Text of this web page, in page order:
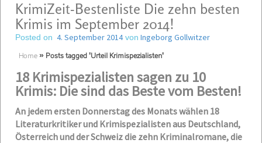
KrimiZeit-Bestenliste Die zehn besten
Krimis im September 2014!
Posted on 4. September 2014von Ingeborg Gollwitzer
Home » Posts tagged 'Urteil Krimispezialisten'
18 Krimispezialisten sagen zu 10
Krimis: Die sind das Beste vom Besten!
An jedem ersten Donnerstag des Monats wählen 18
Literaturkritiker und Krimispezialisten aus Deutschland,
Österreich und der Schweiz die zehn Kriminalromane, die